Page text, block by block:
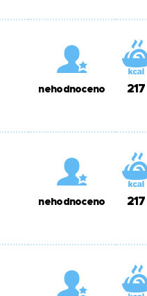
nehodnoceno 217
nehodnoceno 217